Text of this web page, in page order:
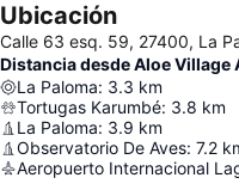
Ubicación
Calle 63 esq. 59, 27400, La
Distancia desde Aloe Village
La Paloma: 3.3 km
Tortugas Karumbé: 3.8 km
La Paloma: 3.9 km
Observatorio De Aves: 7.2